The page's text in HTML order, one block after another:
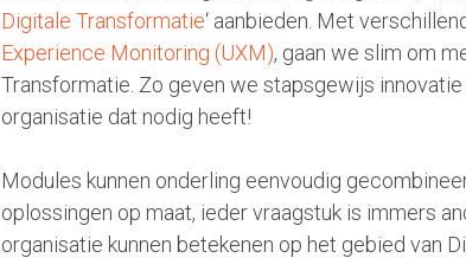
Digitale Transformatie‘ aanbieden. Met
Experience Monitoring (UXM), gaan we slim om
Transformatie. Zo geven we stapsgewijs
organisatie dat nodig heeft!
Modules kunnen onderling eenvoudig
oplossingen op maat, ieder vraagstuk is immers
organisatie kunnen betekenen op het gebied van